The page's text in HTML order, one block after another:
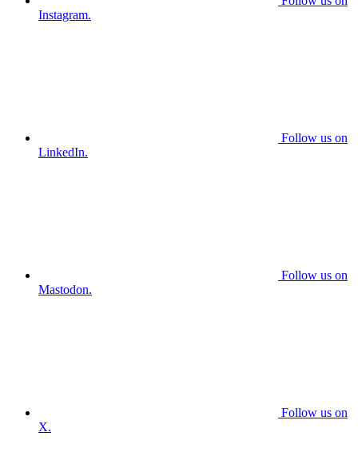
Instagram.
Follow us on
LinkedIn.
Follow us on
Mastodon.
Follow us on
X.